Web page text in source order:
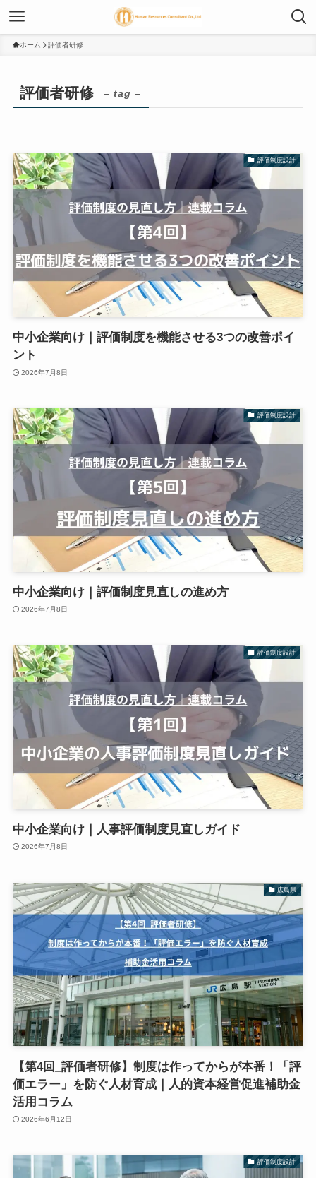
ホーム 評価者研修
評価者研修 – tag –
評価制度設計
中小企業向け｜評価制度を機能させる3つの改善ポイ
ント
2026年7月8日
評価制度設計
中小企業向け｜評価制度見直しの進め方
2026年7月8日
評価制度設計
中小企業向け｜人事評価制度見直しガイド
2026年7月8日
広島県
【第4回_評価者研修】制度は作ってからが本番！「評
価エラー」を防ぐ人材育成｜人的資本経営促進補助金
活用コラム
2026年6月12日
評価制度設計